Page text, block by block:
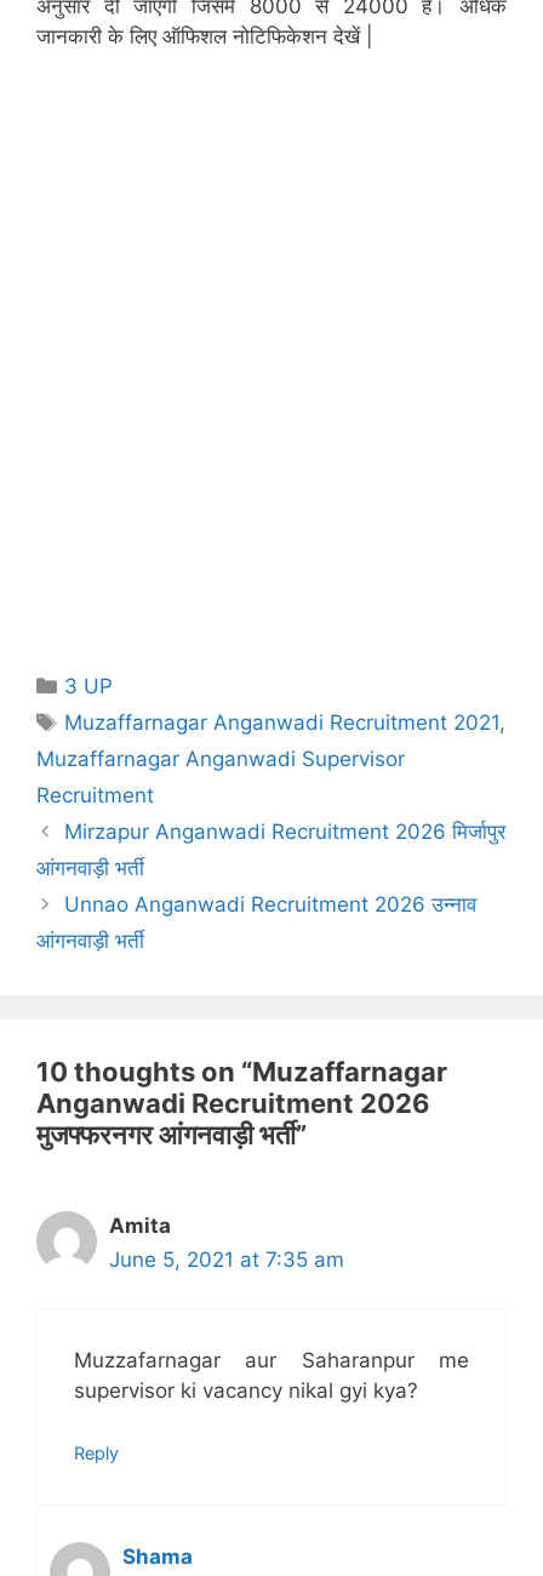
अनुसार दी जाएगी जिसमें 8000 से 24000 है। अधिक
जानकारी के लिए ऑफिशल नोटिफिकेशन देखें |
Categories
3 UP
Tags
Muzaffarnagar Anganwadi Recruitment 2021,
Muzaffarnagar Anganwadi Supervisor
Recruitment
Mirzapur Anganwadi Recruitment 2026 मिर्जापुर
आंगनवाड़ी भर्ती
Unnao Anganwadi Recruitment 2026 उन्नाव
आंगनवाड़ी भर्ती
10 thoughts on “Muzaffarnagar
Anganwadi Recruitment 2026
मुजफ्फरनगर आंगनवाड़ी भर्ती”
Amita
June 5, 2021 at 7:35 am
Muzzafarnagar aur Saharanpur me
supervisor ki vacancy nikal gyi kya?
Reply
Shama